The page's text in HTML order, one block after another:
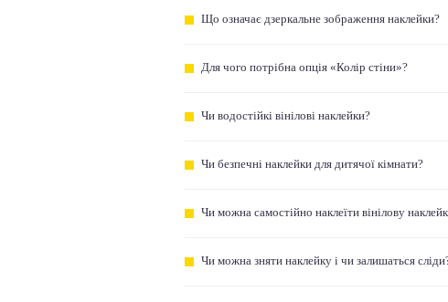
Що означає дзеркальне зображення наклейки?
Для чого потрібна опція «Колір стіни»?
Чи водостійкі вінілові наклейки?
Чи безпечні наклейки для дитячої кімнати?
Чи можна самостійно наклеїти вінілову
Чи можна зняти наклейку і чи залишаться